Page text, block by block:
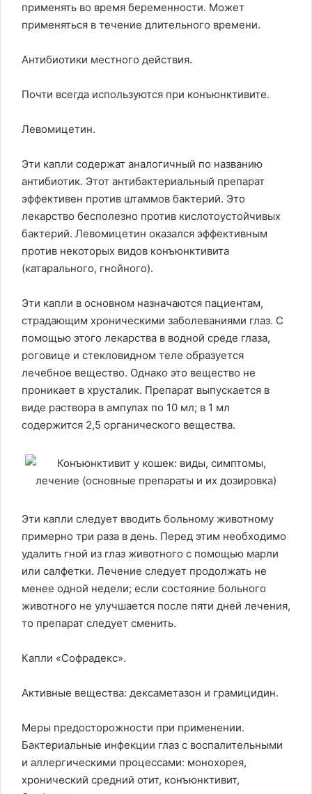
применять во время беременности. Может
применяться в течение длительного времени.
Антибиотики местного действия.
Почти всегда используются при конъюнктивите.
Левомицетин.
Эти капли содержат аналогичный по названию
антибиотик. Этот антибактериальный препарат
эффективен против штаммов бактерий. Это
лекарство бесполезно против кислотоустойчивых
бактерий. Левомицетин оказался эффективным
против некоторых видов конъюнктивита
(катарального, гнойного).
Эти капли в основном назначаются пациентам,
страдающим хроническими заболеваниями глаз. С
помощью этого лекарства в водной среде глаза,
роговице и стекловидном теле образуется
лечебное вещество. Однако это вещество не
проникает в хрусталик. Препарат выпускается в
виде раствора в ампулах по 10 мл; в 1 мл
содержится 2,5 органического вещества.
Эти капли следует вводить больному животному
примерно три раза в день. Перед этим необходимо
удалить гной из глаз животного с помощью марли
или салфетки. Лечение следует продолжать не
менее одной недели; если состояние больного
животного не улучшается после пяти дней лечения,
то препарат следует сменить.
Капли «Софрадекс».
Активные вещества: дексаметазон и грамицидин.
Меры предосторожности при применении.
Бактериальные инфекции глаз с воспалительными
и аллергическими процессами: монохорея,
хронический средний отит, конъюнктивит,